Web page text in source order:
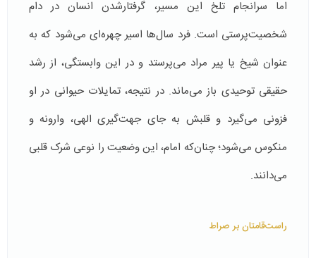
اما سرانجام تلخ این مسیر، گرفتارشدن انسان در دام
شخصیت‌پرستی است. فرد سال‌ها اسیر چهره‌ای می‌شود که به
عنوان شیخ یا پیر مراد می‌پرستد و در این وابستگی، از رشد
حقیقی توحیدی باز می‌ماند. در نتیجه، تمایلات حیوانی در او
فزونی می‌گیرد و قلبش به جای جهت‌گیری الهی، وارونه و
منکوس می‌شود؛ چنان‌که امام، این وضعیت را نوعی شرک قلبی
می‌دانند.
راست‌قامتان بر صراط